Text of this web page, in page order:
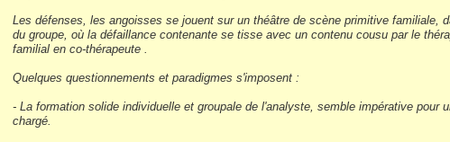
Les défenses, les angoisses se jouent sur un théâtre de scène primitive familiale,
du groupe, où la défaillance contenante se tisse avec un contenu cousu par le
familial en co-thérapeute .
Quelques questionnements et paradigmes s'imposent :
- La formation solide individuelle et groupale de l'analyste, semble impérative pour
chargé.